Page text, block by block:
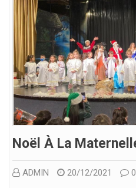
Noël À La
ADMIN 20/12/2021